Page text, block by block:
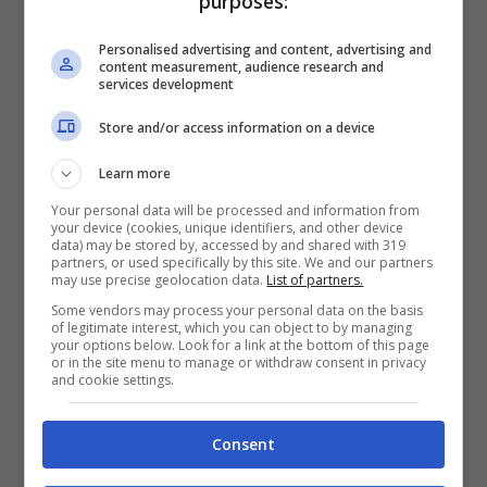
avvocati e conoscenti ed è stato costretto ad
un congedo per malattia. Potevamo querelare
l’autore del libro – dice l’ avvocato Anna
Esposito – ma il nostro assistito ha preferito
un’azione civile”.
Nel frattempo il cancelliere pare sia in cura da
Personalised advertising and content, advertising and
content measurement, audience research and
services development
Store and/or access information on a device
Learn more
Your personal data will be processed and information from
your device (cookies, unique identifiers, and other device
data) may be stored by, accessed by and shared with 319
partners, or used specifically by this site. We and our partners
may use precise geolocation data. List of partners.
Some vendors may process your personal data on the basis
of legitimate interest, which you can object to by managing
your options below. Look for a link at the bottom of this page
or in the site menu to manage or withdraw consent in privacy
and cookie settings.
Consent